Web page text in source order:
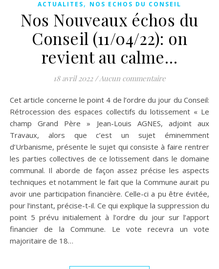
ACTUALITES, NOS ECHOS DU CONSEIL
Nos Nouveaux échos du
Conseil (11/04/22): on
revient au calme…
18 avril 2022 /Aucun commentaire
Cet article concerne le point 4 de l’ordre du jour du Conseil:
Rétrocession des espaces collectifs du lotissement « Le
champ Grand Père » Jean-Louis AGNES, adjoint aux
Travaux, alors que c’est un sujet éminemment
d’Urbanisme, présente le sujet qui consiste à faire rentrer
les parties collectives de ce lotissement dans le domaine
communal. Il aborde de façon assez précise les aspects
techniques et notamment le fait que la Commune aurait pu
avoir une participation financière. Celle-ci a pu être évitée,
pour l’instant, précise-t-il. Ce qui explique la suppression du
point 5 prévu initialement à l’ordre du jour sur l’apport
financier de la Commune. Le vote recevra un vote
majoritaire de 18…